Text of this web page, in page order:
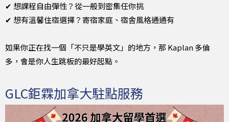
✔ 想課程自由彈性？從一般到密集任你挑
✔ 想有溫馨住宿選擇？寄宿家庭、宿舍風格通通有
如果你正在找一個「不只是學英文」的地方，那 Kaplan 多倫
多，會是你人生跳板的最好起點。
GLC鉅霖加拿大駐點服務